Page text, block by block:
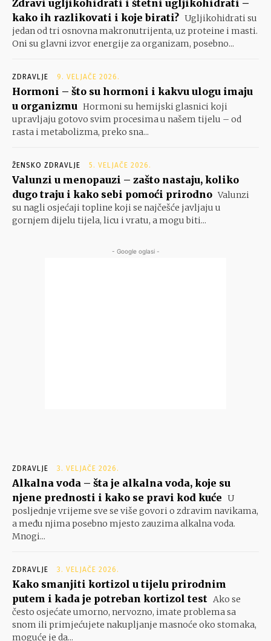
Zdravi ugljikohidrati i štetni ugljikohidrati –
kako ih razlikovati i koje birati? Ugljikohidrati su
jedan od tri osnovna makronutrijenta, uz proteine i masti.
Oni su glavni izvor energije za organizam, posebno...
ZDRAVLJE 9. VELJAČE 2026.
Hormoni – što su hormoni i kakvu ulogu imaju
u organizmu Hormoni su hemijski glasnici koji
upravljaju gotovo svim procesima u našem tijelu – od
rasta i metabolizma, preko sna...
ŽENSKO ZDRAVLJE 5. VELJAČE 2026.
Valunzi u menopauzi – zašto nastaju, koliko
dugo traju i kako sebi pomoći prirodno Valunzi
su nagli osjećaji topline koji se najčešće javljaju u
gornjem dijelu tijela, licu i vratu, a mogu biti...
- Google oglasi -
ZDRAVLJE 3. VELJAČE 2026.
Alkalna voda – šta je alkalna voda, koje su
njene prednosti i kako se pravi kod kuće U
posljednje vrijeme sve se više govori o zdravim navikama,
a među njima posebno mjesto zauzima alkalna voda.
Mnogi...
ZDRAVLJE 3. VELJAČE 2026.
Kako smanjiti kortizol u tijelu prirodnim
putem i kada je potreban kortizol test Ako se
često osjećate umorno, nervozno, imate problema sa
snom ili primjećujete nakupljanje masnoće oko stomaka,
moguće je da...